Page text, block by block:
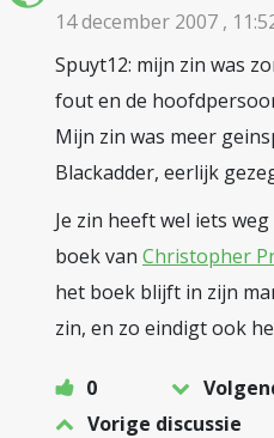
14 december 2007 ,
Spuyt12: mijn zin was
fout en de
Mijn zin was meer
Blackadder, eerlijk
Je zin heeft wel iets
boek van Christopher
het boek blijft in zijn
zin, en zo eindigt ook
0
Vorige discussie